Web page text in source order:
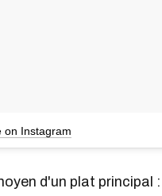
on Instagram
d'un plat principal